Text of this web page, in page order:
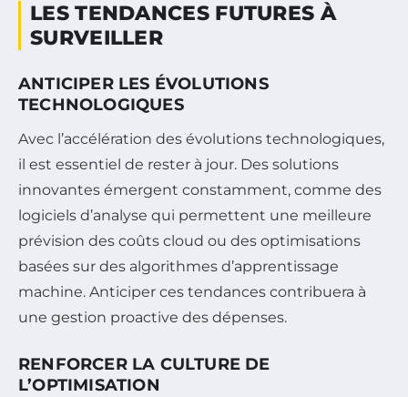
LES TENDANCES FUTURES À
SURVEILLER
ANTICIPER LES ÉVOLUTIONS
TECHNOLOGIQUES
Avec l’accélération des évolutions technologiques,
il est essentiel de rester à jour. Des solutions
innovantes émergent constamment, comme des
logiciels d’analyse qui permettent une meilleure
prévision des coûts cloud ou des optimisations
basées sur des algorithmes d’apprentissage
machine. Anticiper ces tendances contribuera à
une gestion proactive des dépenses.
RENFORCER LA CULTURE DE
L’OPTIMISATION